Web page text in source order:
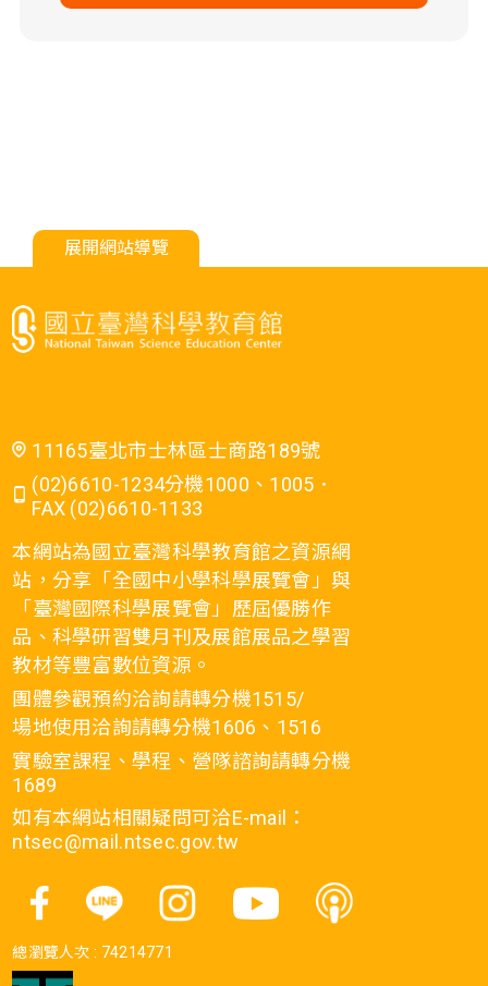
展開網站導覽
11165臺北市士林區士商路189號
(02)6610-1234分機1000、1005．
FAX (02)6610-1133
本網站為國立臺灣科學教育館之資源網
站，分享「全國中小學科學展覽會」與
「臺灣國際科學展覽會」歷屆優勝作
品、科學研習雙月刊及展館展品之學習
教材等豐富數位資源。
團體參觀預約洽詢請轉分機1515/
場地使用洽詢請轉分機1606、1516
實驗室課程、學程、營隊諮詢請轉分機
1689
如有本網站相關疑問可洽E-mail：
ntsec@mail.ntsec.gov.tw
總瀏覽人次 : 74214771